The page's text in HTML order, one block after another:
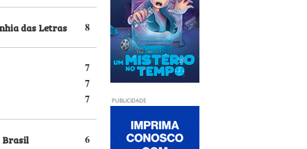
8
das Letras
7
7
7
6
PUBLICIDADE